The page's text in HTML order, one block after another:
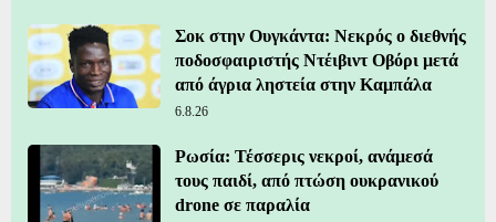
Σοκ στην Ουγκάντα: Νεκρός ο διεθνής
ποδοσφαιριστής Ντέιβιντ Οβόρι μετά
από άγρια ληστεία στην Καμπάλα
6.8.26
Ρωσία: Τέσσερις νεκροί, ανάμεσά
τους παιδί, από πτώση ουκρανικού
drone σε παραλία